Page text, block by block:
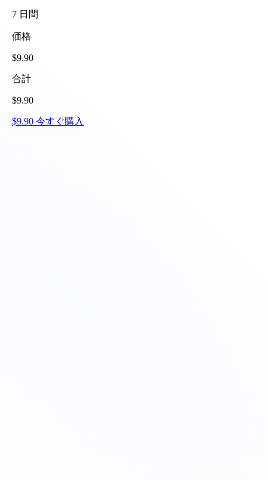
7 日間
価格
$9.90
合計
$9.90
$9.90 今すぐ購入